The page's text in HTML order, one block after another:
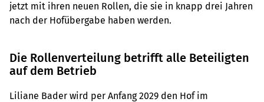
jetzt mit ihren neuen Rollen, die sie in knapp drei Jahren
nach der Hofübergabe haben werden.
Die Rollenverteilung betrifft alle Beteiligten
auf dem Betrieb
Liliane Bader wird per Anfang 2029 den Hof im